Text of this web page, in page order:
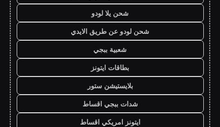
شحن يلا لودو
شحن لودو عن طريق الايدي
شعبية ببجي
بطاقات ايتونز
بلايستيشن ستور
شدات ببجي اقساط
ايتونز امريكي اقساط